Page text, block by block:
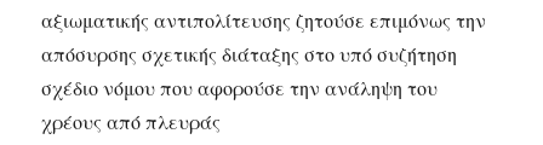
αξιωματικής αντιπολίτευσης ζητούσε επιμόνως την
απόσυρσης σχετικής διάταξης στο υπό συζήτηση
σχέδιο νόμου που αφορούσε την ανάληψη του
χρέους από πλευράς